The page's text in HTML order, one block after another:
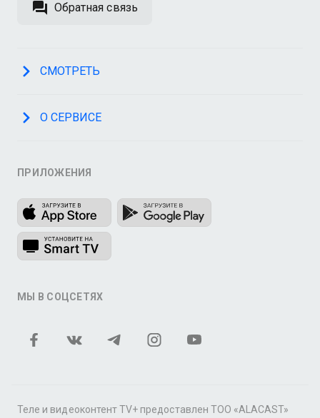
Обратная связь
СМОТРЕТЬ
О СЕРВИСЕ
ПРИЛОЖЕНИЯ
МЫ В СОЦСЕТЯХ
Теле и видеоконтент TV+ предоставлен ТОО «ALACAST»